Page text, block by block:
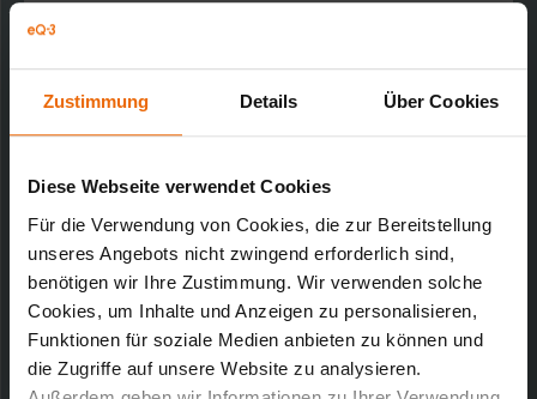
Zustimmung Details Über Cookies
Diese Webseite verwendet Cookies
Für die Verwendung von Cookies, die zur Bereitstellung
unseres Angebots nicht zwingend erforderlich sind,
benötigen wir Ihre Zustimmung. Wir verwenden solche
Cookies, um Inhalte und Anzeigen zu personalisieren,
Funktionen für soziale Medien anbieten zu können und
die Zugriffe auf unsere Website zu analysieren.
Dadurch ist es möglich, dass
Anwendungen, die eine Netzwerk- bzw.
Internetverbindung benötigen, teilweise
oder nur eingeschränkt nutzbar sind. Nach
Funktionen wie gewohnt wieder verfügbar.
Wir empfehlen für einen dauerhaften
Betrieb der CCU2 die LAN-Schnittstelle zu
verwenden und die USB-Schnittstelle
ausschließlich für eine temporäre
Verbindung zu nutzen.